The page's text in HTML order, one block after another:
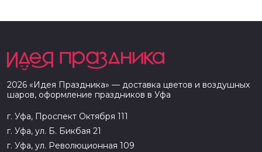
2026 «Идея Праздника» — доставка цветов и воздушных
шаров, оформление праздников в Уфа
г. Уфа, Проспект Октября 111
г. Уфа, ул. Б. Бикбая 21
г. Уфа, ул. Революционная 109